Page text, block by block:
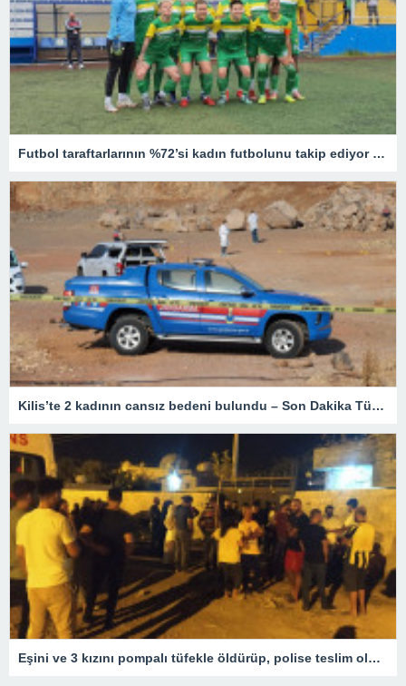
Futbol taraftarlarının %72’si kadın futbolunu takip ediyor – Son Dakika Spor Haberleri
Kilis’te 2 kadının cansız bedeni bulundu – Son Dakika Türkiye Haberleri
Eşini ve 3 kızını pompalı tüfekle öldürüp, polise teslim oldu – Son Dakika Türkiye Haberleri